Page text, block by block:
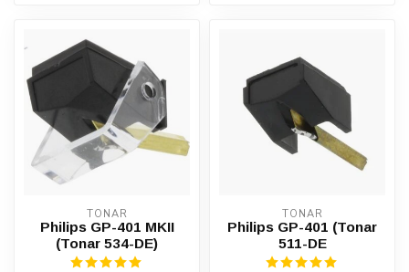
TONAR
Philips GP-401 MKII
(Tonar 534-DE)
TONAR
Philips GP-401 (Tonar
511-DE